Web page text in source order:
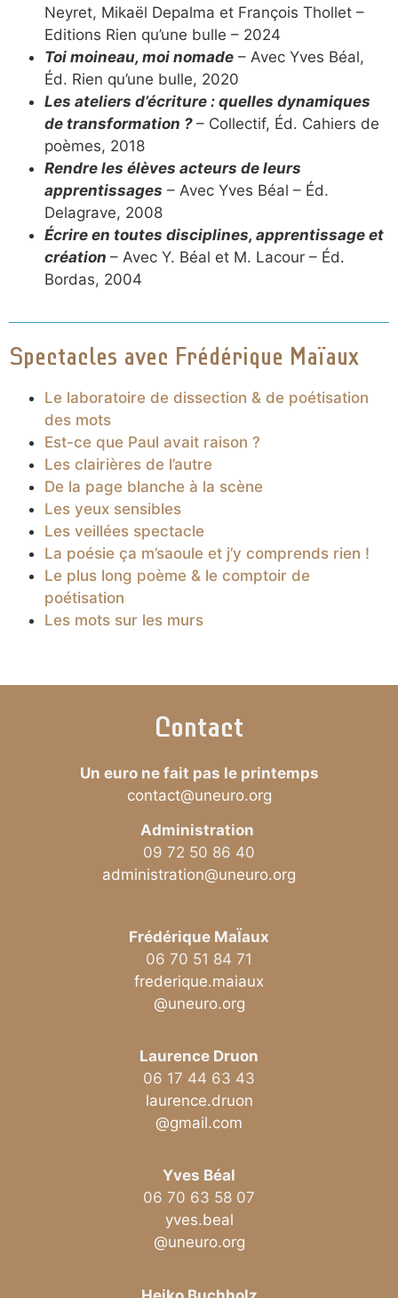
Neyret, Mikaël Depalma et François Thollet –
Editions Rien qu’une bulle – 2024
Toi moineau, moi nomade – Avec Yves Béal,
Éd. Rien qu’une bulle, 2020
Les ateliers d’écriture : quelles dynamiques
de transformation ? – Collectif, Éd. Cahiers de
poèmes, 2018
Rendre les élèves acteurs de leurs
apprentissages – Avec Yves Béal – Éd.
Delagrave, 2008
Écrire en toutes disciplines, apprentissage et
création – Avec Y. Béal et M. Lacour – Éd.
Bordas, 2004
Spectacles avec Frédérique Maïaux
Le laboratoire de dissection & de poétisation
des mots
Est-ce que Paul avait raison ?
Les clairières de l’autre
De la page blanche à la scène
Les yeux sensibles
Les veillées spectacle
La poésie ça m’saoule et j’y comprends rien !
Le plus long poème & le comptoir de
poétisation
Les mots sur les murs
Contact
Un euro ne fait pas le printemps
contact@uneuro.org
Administration
09 72 50 86 40
administration@uneuro.org
Frédérique MaÏaux
06 70 51 84 71
frederique.maiaux
@uneuro.org
Laurence Druon
06 17 44 63 43
laurence.druon
@gmail.com
Yves Béal
06 70 63 58 07
yves.beal
@uneuro.org